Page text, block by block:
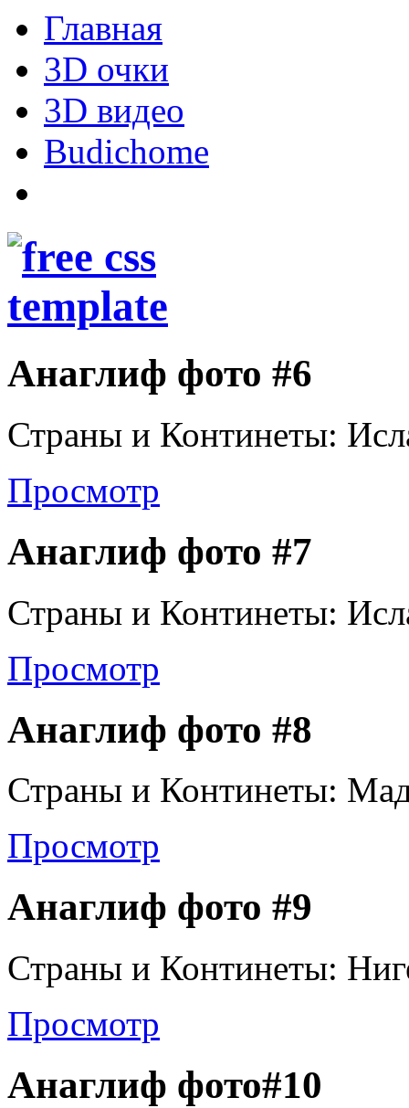
Главная
3D очки
3D видео
Budichome
Анаглиф фото #6
Страны и Континеты:
Просмотр
Анаглиф фото #7
Страны и Континеты:
Просмотр
Анаглиф фото #8
Страны и Континеты:
Просмотр
Анаглиф фото #9
Страны и Континеты:
Просмотр
Анаглиф фото#10